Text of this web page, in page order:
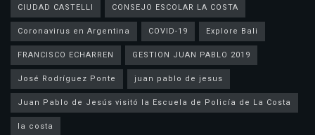
CIUDAD CASTELLI
CONSEJO ESCOLAR LA COSTA
Coronavirus en Argentina
COVID-19
Explore Bali
FRANCISCO ECHARREN
GESTION JUAN PABLO 2019
José Rodríguez Ponte
juan pablo de jesus
la costa